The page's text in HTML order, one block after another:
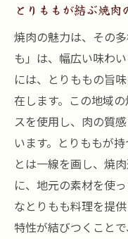
とりももが結ぶ焼肉
焼肉の魅力は、その
も」は、幅広い味わ
には、とりももの旨
在します。この地域
スを使用し、肉の質
います。とりももが
とは一線を画し、焼
に、地元の素材を使
なとりもも料理を提
特性が結びつくこと